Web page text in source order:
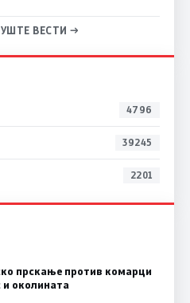
ВЕСТИ →
4796
39245
2201
прскање против комарци
и околината